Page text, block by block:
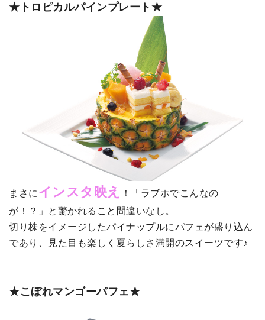
★トロピカルパインプレート★
まさに インスタ映え
！「ラブホでこんなの
が！？」と驚かれること間違いなし。
切り株をイメージしたパイナップルにパフェが盛り込ん
であり、見た目も楽しく夏らしさ満開のスイーツです♪
★こぼれマンゴーパフェ★